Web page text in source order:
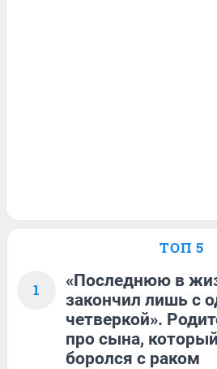
ТОП 5
1
«Последнюю в
закончил лишь с
четверкой».
про сына,
боролся с раком